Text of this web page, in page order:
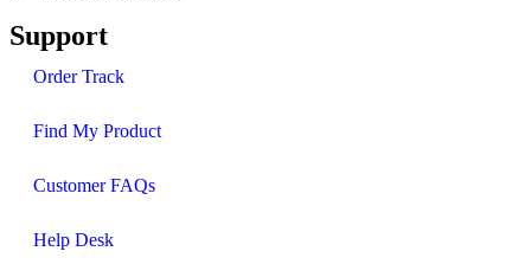
Support
Order Track
Find My Product
Customer FAQs
Help Desk